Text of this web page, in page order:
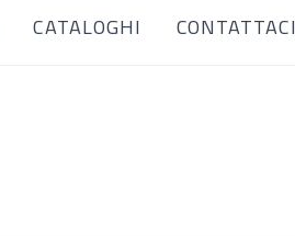
CATALOGHI CONTATTACI